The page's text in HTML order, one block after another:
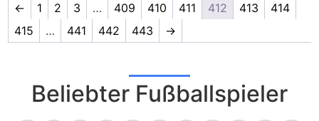
← 1 2 3 … 409 410 411 412 413
414
415
… 441 442 443 →
Beliebter Fußballspieler